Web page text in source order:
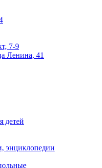
7-9
Ленина, 41
детей
энциклопедии